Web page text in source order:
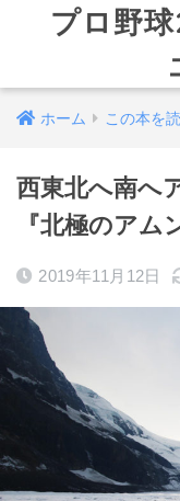
プロ野
ホーム この本を
西東北へ南へ
『北極のアム
2019年11月12日